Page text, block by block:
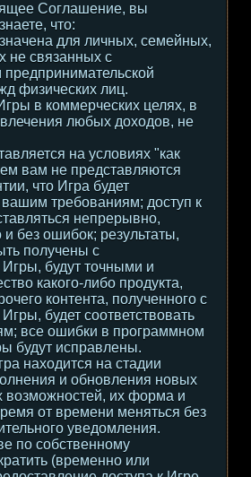
Соглашение, вы
что:
для личных, семейных,
не связанных с
физических лиц.
в коммерческих целях, в
любых доходов, не
на условиях "как
вам не представляются
что Игра будет
вашим требованиям; доступ к
непрерывно,
без ошибок; результаты,
получены с
будут точными и
какого-либо продукта,
контента, полученного с
будет соответствовать
все ошибки в программном
будут исправлены.
находится на стадии
и обновления новых
возможностей, их форма и
от времени меняться без
уведомления.
по собственному
(временно или